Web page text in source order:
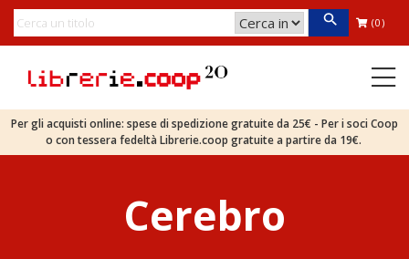
(0)
Per gli acquisti online: spese di spedizione gratuite da 25€ - Per i soci Coop
o con tessera fedeltà Librerie.coop gratuite a partire da 19€.
Cerebro